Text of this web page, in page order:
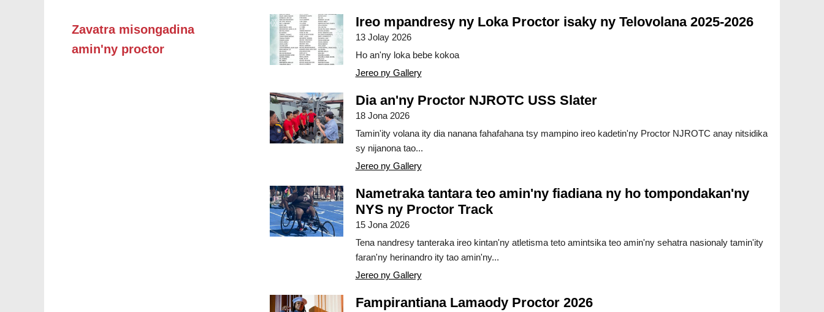
Ireo mpandresy ny Loka Proctor isaky ny Telovolana 2025-2026
13 Jolay 2026
Ho an'ny loka bebe kokoa
Jereo ny Gallery
Dia an'ny Proctor NJROTC USS Slater
18 Jona 2026
Tamin'ity volana ity dia nanana fahafahana tsy mampino ireo kadetin'ny Proctor NJROTC anay nitsidika
sy nijanona tao...
Jereo ny Gallery
Nametraka tantara teo amin'ny fiadiana ny ho tompondakan'ny
NYS ny Proctor Track
15 Jona 2026
Tena nandresy tanteraka ireo kintan'ny atletisma teto amintsika teo amin'ny sehatra nasionaly tamin'ity
faran'ny herinandro ity tao amin'ny...
Jereo ny Gallery
Fampirantiana Lamaody Proctor 2026
Zavatra misongadina
amin'ny proctor